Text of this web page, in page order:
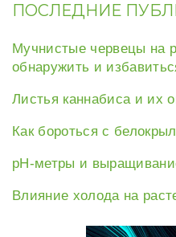
ПОСЛЕДНИЕ
Мучнистые червецы на
обнаружить и
Листья каннабиса и их
Как бороться с
рН-метры и
Влияние холода на